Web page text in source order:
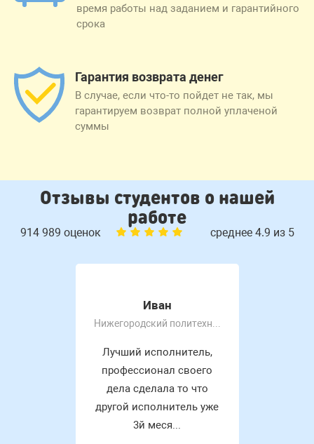
время работы над заданием и гарантийного
срока
Гарантия возврата денег
В случае, если что-то пойдет не так, мы
гарантируем возврат полной уплаченой
суммы
Отзывы студентов о нашей
работе
914 989 оценок среднее 4.9 из 5
Иван
Лучший исполнитель,
профессионал своего
дела сделала то что
другой исполнитель уже
3й меся...